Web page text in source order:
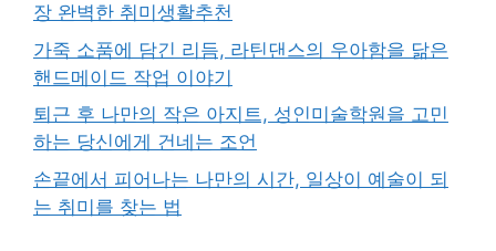
장 완벽한 취미생활추천
가죽 소품에 담긴 리듬, 라틴댄스의 우아함을 닮은
핸드메이드 작업 이야기
퇴근 후 나만의 작은 아지트, 성인미술학원을 고민
하는 당신에게 건네는 조언
손끝에서 피어나는 나만의 시간, 일상이 예술이 되
는 취미를 찾는 법